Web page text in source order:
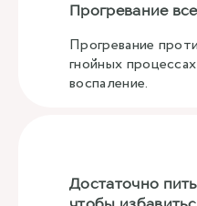
Прогревание
Прогревание
гнойных
воспаление.
Достаточно